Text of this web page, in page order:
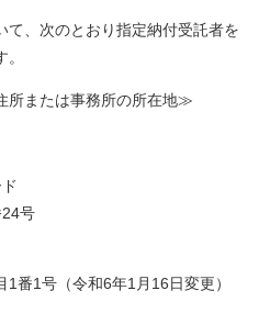
て、次のとおり指定納付受託者を
または事務所の所在地≫
号
番1号（令和6年1月16日変更）